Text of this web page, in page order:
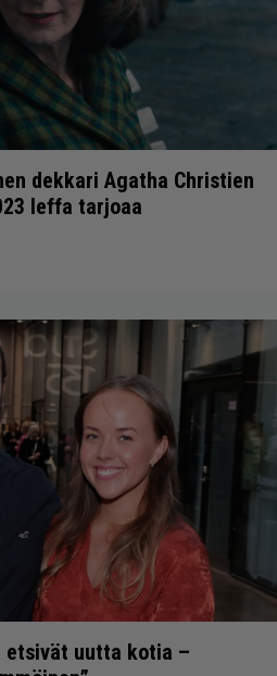
dekkari Agatha Christien
leffa tarjoaa
etsivät uutta kotia –